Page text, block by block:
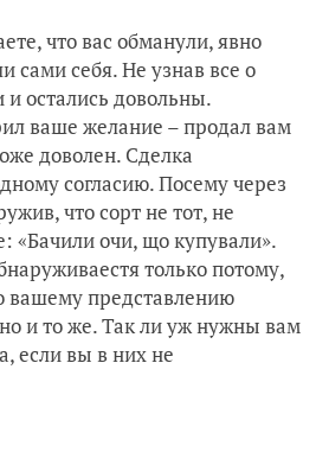
что вас обманули, явно
сами себя. Не узнав все о
и остались довольны.
ваше желание – продал вам
доволен. Сделка
согласию. Посему через
что сорт не тот, не
«Бачили очи, що купували».
только потому,
вашему представлению
и то же. Так ли уж нужны вам
если вы в них не